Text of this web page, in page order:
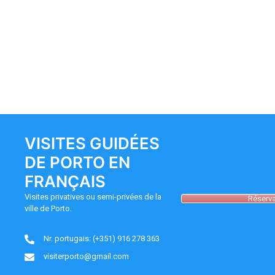
VISITES GUIDÉES
DE PORTO EN
FRANÇAIS
Visites privatives ou semi-privées de la
ville de Porto.
Nr. portugais: (+351) 916 278 363
visiterporto@gmail.com